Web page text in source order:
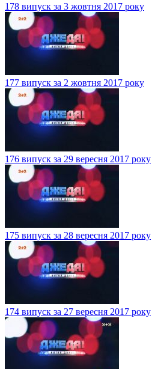
178 випуск за 3 жовтня 2017 року
177 випуск за 2 жовтня 2017 року
176 випуск за 29 вересня 2017 року
175 випуск за 28 вересня 2017 року
174 випуск за 27 вересня 2017 року